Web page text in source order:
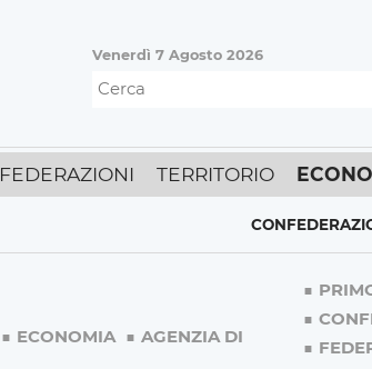
Venerdì 7 Agosto 2026
FEDERAZIONI TERRITORIO
CONFEDERAZIONE,
ECONOMIA
AGENZIA DI